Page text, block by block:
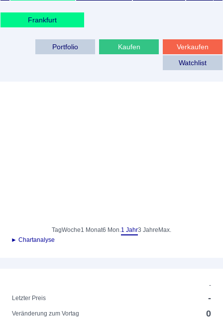
Frankfurt
Verkaufen
Kaufen
Portfolio
Watchlist
TagWoche1 Monat6 Mon.1 Jahr3 Jahre Max.
► Chartanalyse
-
Letzter Preis
-
Veränderung zum Vortag 0